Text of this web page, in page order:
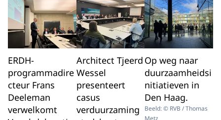
ERDH-
programmadire
cteur Frans
Deeleman
verwelkomt
Architect Tjeerd
Wessel
presenteert
casus
verduurzaming
Op weg naar
duurzaamheidsi
nitiatieven in
Den Haag.
Beeld: © RVB / Thomas